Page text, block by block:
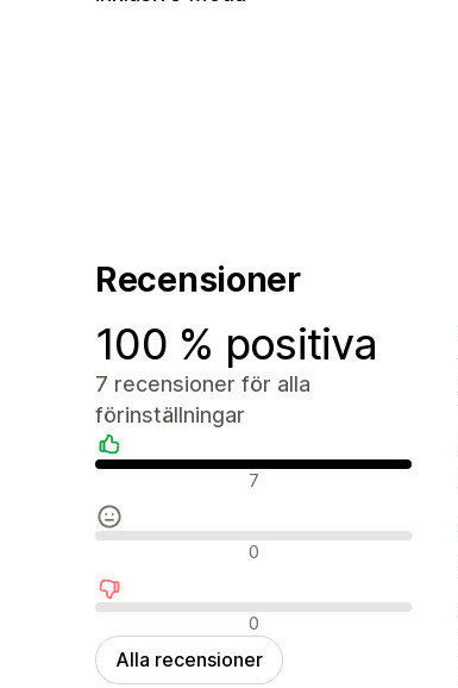
Recensioner
100 % positiva
7 recensioner för alla
förinställningar
Positiva recensioner
7
Neutrala recensioner
0
Negativa recensioner
0
Alla recensioner